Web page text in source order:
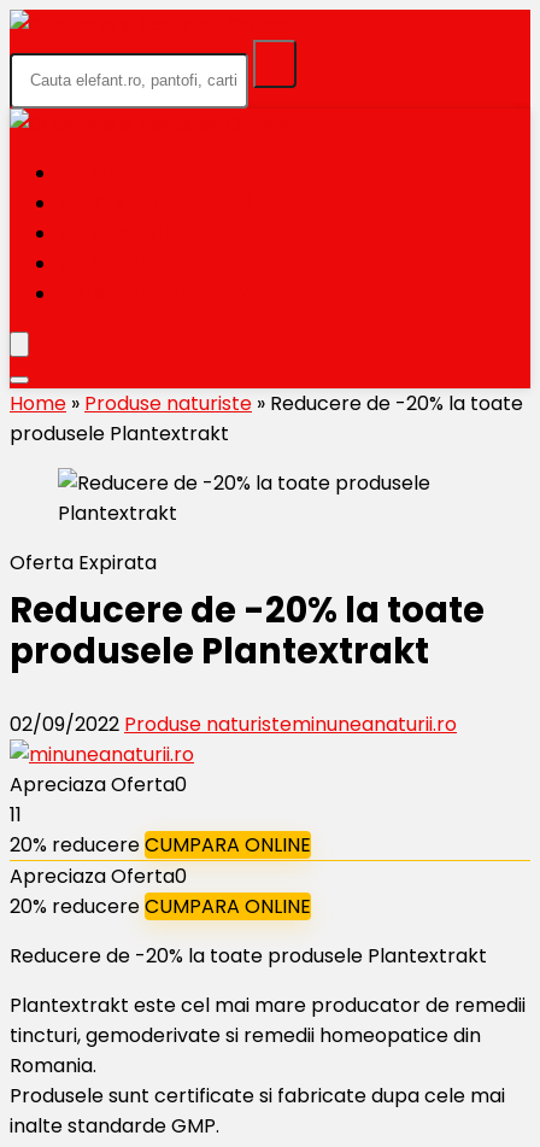
Home » Produse naturiste » Reducere de -20% la toate
produsele Plantextrakt
Oferta Expirata
Reducere de -20% la toate
produsele Plantextrakt
02/09/2022 Produse naturisteminuneanaturii.ro
Apreciaza Oferta0
11
20% reducereCUMPARA ONLINE
Apreciaza Oferta0
20% reducereCUMPARA ONLINE
Reducere de -20% la toate produsele Plantextrakt
Plantextrakt este cel mai mare producator de remedii
tincturi, gemoderivate si remedii homeopatice din
Romania.
Produsele sunt certificate si fabricate dupa cele mai
inalte standarde GMP.